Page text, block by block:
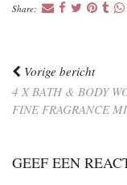
Share:
Vorige bericht
4 X BATH & BODY
FINE FRAGRANCE
GEEF EEN